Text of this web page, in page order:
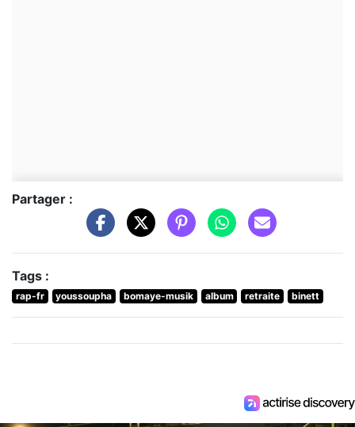
Partager :
Tags :
rap-fr youssoupha bomaye-musik album retraite binett